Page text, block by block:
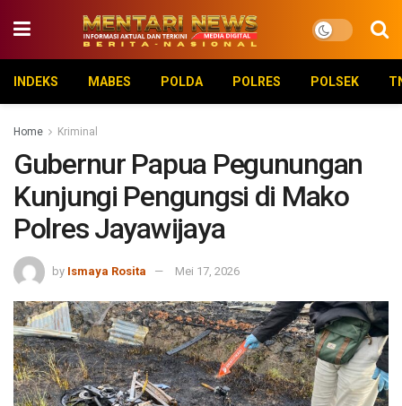
INDEKS MABES POLDA POLRES POLSEK
Home Kriminal
Gubernur Papua Pegunungan
Kunjungi Pengungsi di Mako
Polres Jayawijaya
by Ismaya Rosita Mei 17, 2026